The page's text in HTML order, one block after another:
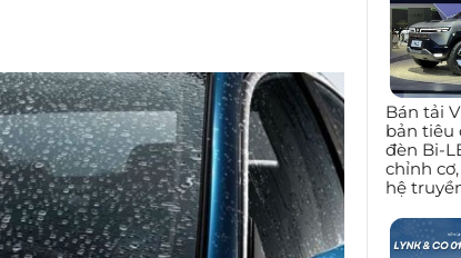
Bán tải
bản tiêu
đèn Bi-
chỉnh
hệ